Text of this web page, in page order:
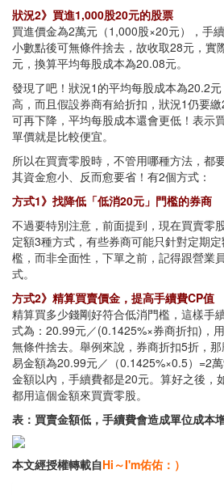
狀況2》買進1,000股20元的股票
買進價金為2萬元（1,000股×20元），手
小數點後可無條件捨去，故收取28元，實
元，換算平均每股成本為20.08元。
發現了吧！狀況1的平均每股成本為20.2
高，而且假設券商有給折扣，狀況1仍要
可再下降，平均每股成本還會更低！表示
單價就是比較便宜。
所以在買賣零股時，不管用哪種方法，都
其資金愈小、反而愈要省！有2個方式：
方式1》找降低「低消20元」門檻的券商
不過要特別注意，前面提到，現在買賣零
定額3種方式，有些券商可能只針對定期
檻，而非全面性，下單之前，記得跟營業
式。
方式2》精算買賣價金，提高手續費CP值
精算買多少錢剛好符合低消門檻，這樣手
式為：20.99元／(0.1425%×券商折扣)，
無條件捨去。舉例來說，券商折扣5折，
易金額為20.99元／（0.1425%×0.5）=2
金額以內，手續費都是20元。算好之後，
都用這個金額來買賣零股。
表：買賣金額低，手續費會造成單位成本
本文經授權轉載自Hi～I'm佑佑：）